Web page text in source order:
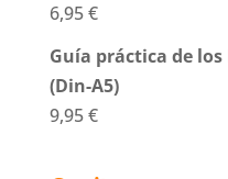
6,95€
Guía práctica de los
(Din-A5)
9,95€